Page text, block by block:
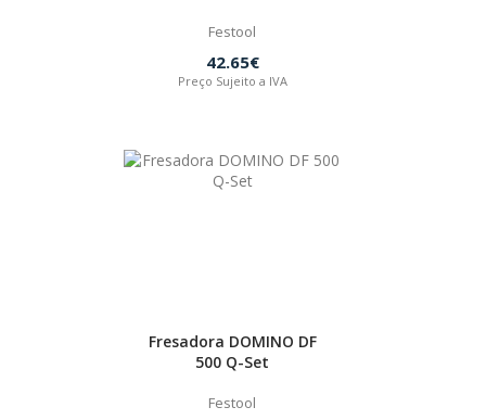
Festool
42.65€
Preço Sujeito a IVA
Fresadora DOMINO DF
500 Q-Set
Festool